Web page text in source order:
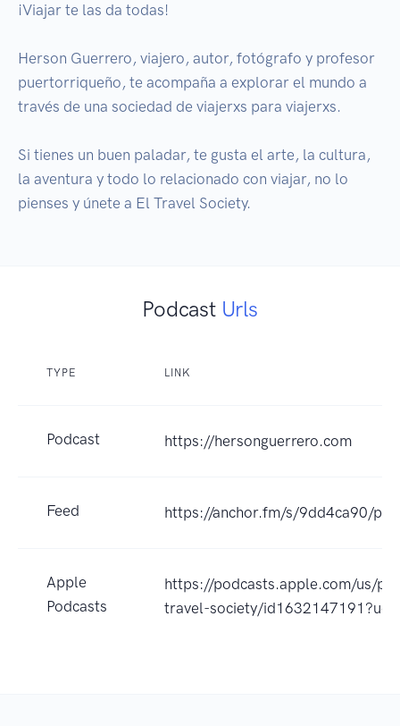
¡Viajar te las da todas!
Herson Guerrero, viajero, autor, fotógrafo y profesor
puertorriqueño, te acompaña a explorar el mundo a
través de una sociedad de viajerxs para viajerxs.
Si tienes un buen paladar, te gusta el arte, la cultura,
la aventura y todo lo relacionado con viajar, no lo
pienses y únete a El Travel Society.
Podcast Urls
TYPE LINK
Podcast https://hersonguerrero.com
Feed https://anchor.fm/s/9dd4ca90/
Apple
Podcasts
https://podcasts.apple.com/us/
travel-society/